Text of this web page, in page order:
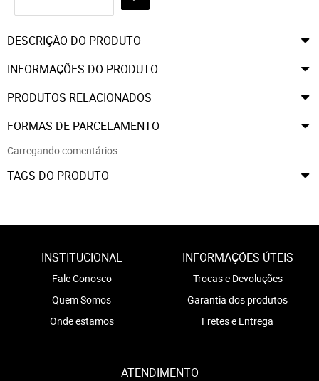
DESCRIÇÃO DO PRODUTO
INFORMAÇÕES DO PRODUTO
PRODUTOS RELACIONADOS
FORMAS DE PARCELAMENTO
Carregando comentários ...
TAGS DO PRODUTO
INSTITUCIONAL
Fale Conosco
Quem Somos
Onde estamos
INFORMAÇÕES ÚTEIS
Trocas e Devoluções
Garantia dos produtos
Fretes e Entrega
ATENDIMENTO